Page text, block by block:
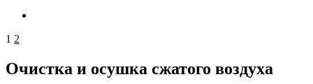
1 2
Очистка и осушка сжатого воздуха